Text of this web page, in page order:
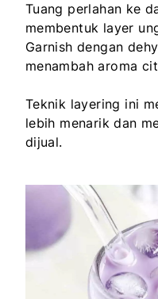
Tuang perlahan ke
membentuk layer
Garnish dengan
menambah aroma
Teknik layering ini
lebih menarik dan
dijual.